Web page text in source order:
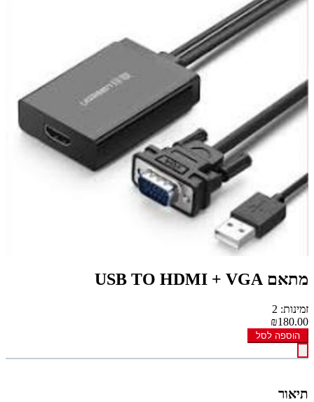
מתאם USB TO HDMI + VGA
זמינות: 2
₪180.00
הוספה לסל
תיאור